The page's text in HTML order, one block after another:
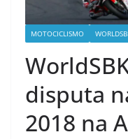
MOTOCICLISMO
disputa
2018 na